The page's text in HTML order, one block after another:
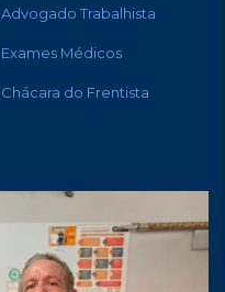
Advogado Trabalhista
Exames Médicos
Chácara do Frentista